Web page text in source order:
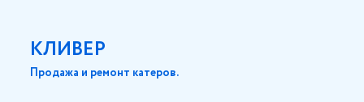
КЛИВЕР
Продажа и ремонт катеров.